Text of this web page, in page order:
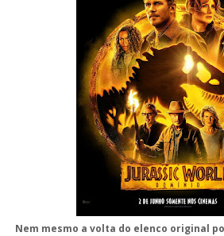
Nem mesmo a volta do elenco original